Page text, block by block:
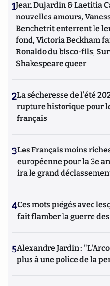
1Jean Dujardin & Laetitia
nouvelles amours,
Benchetrit enterrent le
fond, Victoria Beckham
Ronaldo du bisco-fils;
Shakespeare queer
2La sécheresse de l’été
rupture historique pour
français
3Les Français moins
européenne pour la 3e
ira le grand
4Ces mots piégés avec
fait flamber la guerre
5Alexandre Jardin :
plus à une police de la